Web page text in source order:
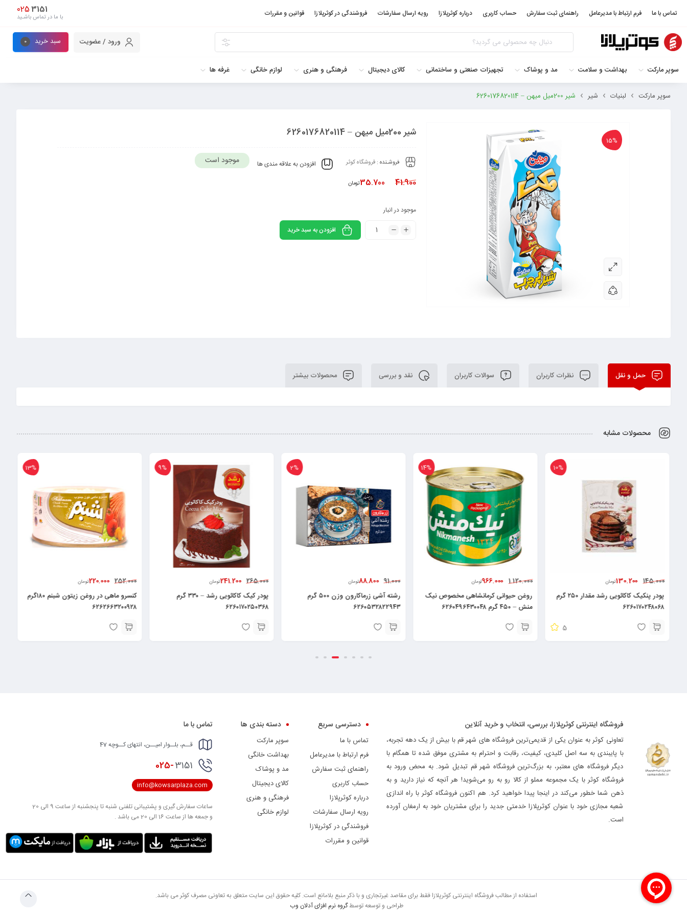
تماس با ما فرم ارتباط با مدیرعامل راهنمای ثبت سفارش حساب کاربری درباره کوثرپلازا رویه ارسال سفارشات فروشندگی در کوثرپلازا قوانین و مقررات 3151
025
با ما در تماس باشـید
ورود / عضویت سبد خرید 0
سوپر مارکت بهداشت و سلامت مد و پوشاک تجهیزات صنعتی و ساختمانی کالای دیجیتال فرهنگی و هنری لوازم خانگی غرفه ها
سوپر مارکت لبنیات شیر شیر 200میل میهن – 6260176820114
15%
شیر 200میل میهن – 6260176820114
فروشـنده : فروشگاه کوثر افزودن به علاقه مندی ها موجود است
41.900
35.700تومان
موجود در انبار
افزودن به سبد خرید
حمل و نقل نظرات کاربران سوالات کاربران نقد و بررسی محصولات بیشتر
محصولات مشابه
10%
145.000
130.200تومان
پودر پنکیک کاکائویی رشد مقدار ۲۵۰ گرم
۶۲۶۰۱۷۰۲۴۸۰۶۸
5
14%
1.120.000
966.000تومان
روغن حیوانی کرمانشاهی مخصوص نیک
منش – ۴۵۰ گرم ۶۲۶۰۴۹۶۴۳۰۰۴۸
2%
91.000
88.800تومان
رشته آشی زرماکارون وزن ۵۰۰ گرم
۶۲۶۰۵۳۲۸۲۲۹۴۳
9%
265.000
241.200تومان
پودر کیک کاکائویی رشد – ۳۳۰ گرم
۶۲۶۰۱۷۰۲۵۰۳۶۸
13%
252.000
220.000تومان
کنسرو ماهی در روغن زیتون شبنم ۱۸۰گرم
۶۲۶۲۶۶۳۲۰۰۹۲۸
فروشگاه اینترنتی کوثرپلازا، بررسی، انتخاب و خرید آنلاین
تعاونی کوثر به عنوان یکی از قدیمی‌ترین فروشگاه های شهر قم با بیش از یک دهه تجربه،
با پایبندی به سه اصل کلیدی، کیفیت، رقابت و احترام به مشتری موفق شده تا همگام با
دیگر فروشگاه های معتبر، به بزرگ‌ترین فروشگاه شهر قم تبدیل شود. به محض ورود به
فروشگاه کوثر با یک مجموعه مملو از کالا رو به رو می‌شوید! هر آنچه که نیاز دارید و به
ذهن شما خطور می‌کند در اینجا پیدا خواهید کرد. هم اکنون فروشگاه کوثر با راه اندازی
شعبه مجازی خود با عنوان کوثرپلازا خدمتی جدید را برای مشتریان خود به ارمغان آورده
است.
دسترسی سریع
تماس با ما
فرم ارتباط با مدیرعامل
راهنمای ثبت سفارش
حساب کاربری
درباره کوثرپلازا
رویه ارسال سفارشات
فروشندگی در کوثرپلازا
قوانین و مقررات
دسته بندی ها
سوپر مارکت
بهداشت خانگی
مد و پوشاک
کالای دیجیتال
فرهنگی و هنری
لوازم خانگی
تماس با ما
قــم، بلــوار امیــن، انتهای کــوچه 47
025-3151
info@kowsarplaza.com
ساعات سفارش گیری و پشتیبانی تلفنی شنبه تا پنجشنبه از ساعت 9 الی 20
و جمعه ها از ساعت 16 الی 20 می باشد .
استفاده از مطالب فروشگاه اینترنتی کوثرپلازا فقط برای مقاصد غیرتجاری و با ذکر منبع بلامانع است. کلیه حقوق این سایت متعلق به تعاونی مصرف کوثر می باشد.
طراحی و توسعه توسطگروه نرم افزای آدلان وب